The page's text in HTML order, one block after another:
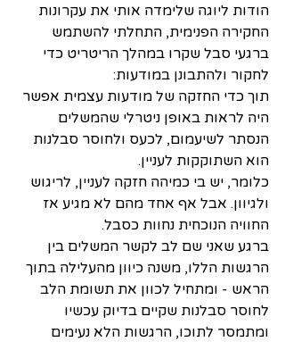
הודות ליוגה שלימדה אותי את עקרונות
החקירה הפנימית, התחלתי להשתמש
ברגעי סבל שקרו במהלך הריטריט כדי
לחקור ולהתבונן במודעות:
תוך כדי החזקה של מודעות עצמית אפשר
היה לראות באופן ניטרלי שהמשלים
הנסתר לשיעמום, לכעס ולחוסר סבלנות
הוא השתוקקות לעניין.
כלומר, יש בי כמיהה חזקה לעניין, לריגוש
ולגיוון. אבל אף אחד מהם לא מגיע אז
החוויה הנוכחית נחוות כסבל.
ברגע שאני שם לב לקשר המשלים בין
הרגשות הללו, משנה כיוון מהעלילה בתוך
הראש - ומתחיל לכוון את תשומת הלב
לחוסר סבלנות שקיים בדיוק עכשיו
ומתמסר לתוכו, הרגשות הלא נעימים